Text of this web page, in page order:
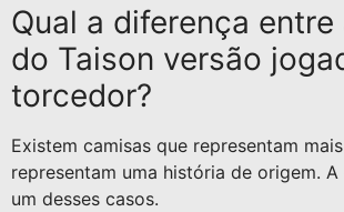
Qual a diferença entre
do Taison versão
torcedor?
Existem camisas que representam
representam uma história de origem.
um desses casos.